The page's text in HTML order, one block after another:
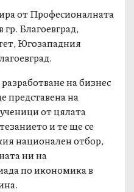
от Професионалната
Благоевград,
Югозападния
на бизнес
представена на
от цялата
и те ще се
национален отбор,
ни на
по икономика в